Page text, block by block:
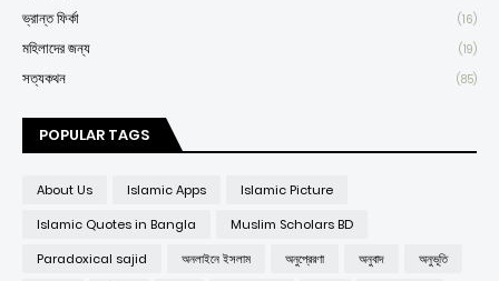
ভ্রান্ত ফির্কা (16)
মহিলাদের জন্য (19)
সত্যকথন (85)
POPULAR TAGS
About Us Islamic Apps
Islamic Picture
Islamic Quotes in Bangla
Muslim Scholars BD
Paradoxical sajid
অনলাইনে ইসলাম অনুপ্রেরণা অনুবাদ
অনুভূতি